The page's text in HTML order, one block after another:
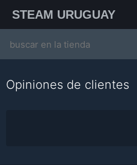
contenido
STEAM URUGUAY
for:
Opiniones de clientes